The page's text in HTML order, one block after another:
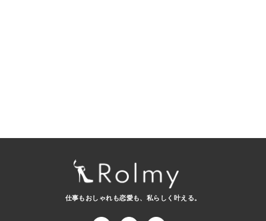
仕事もおしゃれも恋愛も、 私らしく叶える。